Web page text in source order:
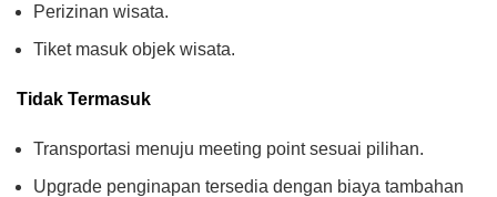
Perizinan wisata.
Tiket masuk objek wisata.
Tidak Termasuk
Transportasi menuju meeting point sesuai pilihan.
Upgrade penginapan tersedia dengan biaya tambahan